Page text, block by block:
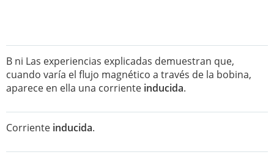
B ni Las experiencias explicadas demuestran que,
cuando varía el flujo magnético a través de la bobina,
aparece en ella una corriente inducida.
Corriente inducida.